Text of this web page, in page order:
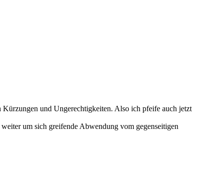
und Ungerechtigkeiten. Also ich pfeife auch jetzt
um sich greifende Abwendung vom gegenseitigen